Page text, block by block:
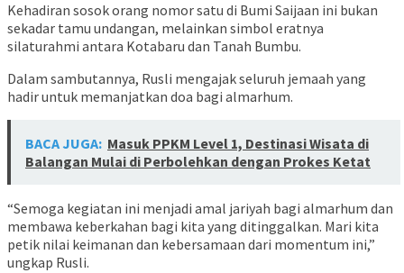
Kehadiran sosok orang nomor satu di Bumi Saijaan ini bukan
sekadar tamu undangan, melainkan simbol eratnya
silaturahmi antara Kotabaru dan Tanah Bumbu.
Dalam sambutannya, Rusli mengajak seluruh jemaah yang
hadir untuk memanjatkan doa bagi almarhum.
BACA JUGA: Masuk PPKM Level 1, Destinasi Wisata di
Balangan Mulai di Perbolehkan dengan Prokes Ketat
“Semoga kegiatan ini menjadi amal jariyah bagi almarhum dan
membawa keberkahan bagi kita yang ditinggalkan. Mari kita
petik nilai keimanan dan kebersamaan dari momentum ini,”
ungkap Rusli.